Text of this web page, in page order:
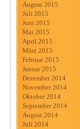
August 2015
Juli 2015
Juni 2015
Mai 2015
April 2015
März 2015
Februar 2015
Januar 2015
Dezember 2014
November 2014
Oktober 2014
September 2014
August 2014
Juli 2014